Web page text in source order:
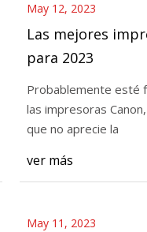
May 14, 2023
Proyecto de ley
de Vermont
May 12, 2023
Las mejores
para 2023
Probablemente esté
las impresoras
que no aprecie la
ver más
May 11, 2023